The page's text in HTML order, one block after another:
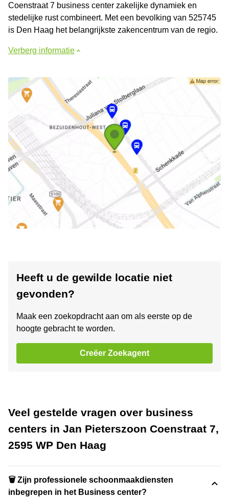
Coenstraat 7 business center zakelijke dynamiek en
stedelijke rust combineert. Met een bevolking van 525745
is Den Haag het belangrijkste zakencentrum van de regio.
Verberg informatie
Heeft u de gewilde locatie niet
gevonden?
Maak een zoekopdracht aan om als eerste op de
hoogte gebracht te worden.
Creëer Zoekagent
Veel gestelde vragen over business
centers in Jan Pieterszoon Coenstraat 7,
2595 WP Den Haag
🗑 Zijn professionele schoonmaakdiensten
inbegrepen in het Business center?